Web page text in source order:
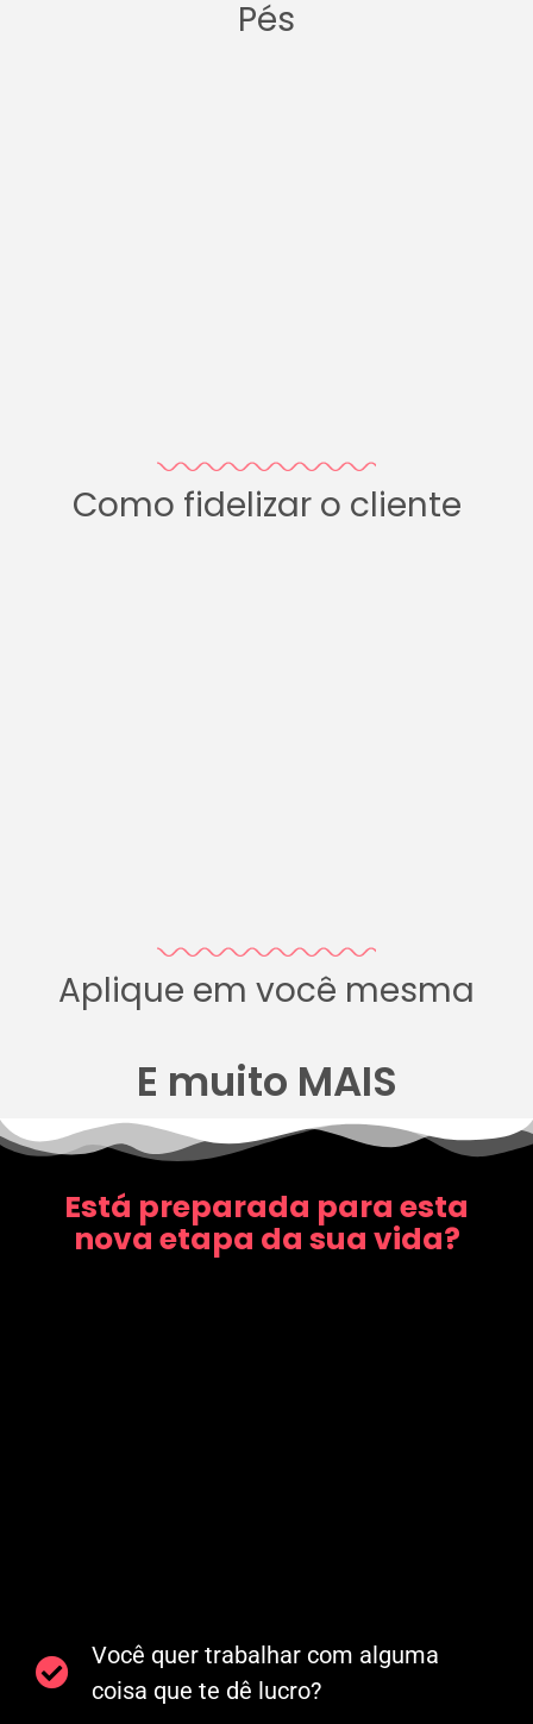
Pés
Como fidelizar o cliente
Aplique em você mesma
E muito MAIS
Está preparada para esta
nova etapa da sua vida?
Você quer trabalhar com alguma
coisa que te dê lucro?